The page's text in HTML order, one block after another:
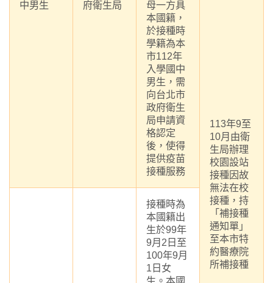
中男生
府衛生局
母一方具
本國籍，
於接種時
學籍為本
市112年
入學國中
男生，需
向台北市
政府衛生
局申請資
格認定
後，使得
提供疫苗
接種服務
113年9至
10月由衛
生局辦理
校園設站
接種因故
無法在校
接種，持
「補接種
通知單」
至本市特
約醫療院
所補接種
接種時為
本國籍出
生於99年
9月2日至
100年9月
1日女
生。本國